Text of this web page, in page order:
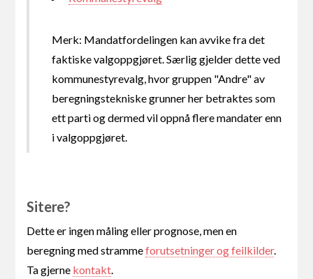
Merk: Mandatfordelingen kan avvike fra det
faktiske valgoppgjøret. Særlig gjelder dette ved
kommunestyrevalg, hvor gruppen "Andre" av
beregningstekniske grunner her betraktes som
ett parti og dermed vil oppnå flere mandater enn
i valgoppgjøret.
Sitere?
Dette er ingen måling eller prognose, men en
beregning med strammeforutsetninger og feilkilder.
Ta gjerne kontakt.